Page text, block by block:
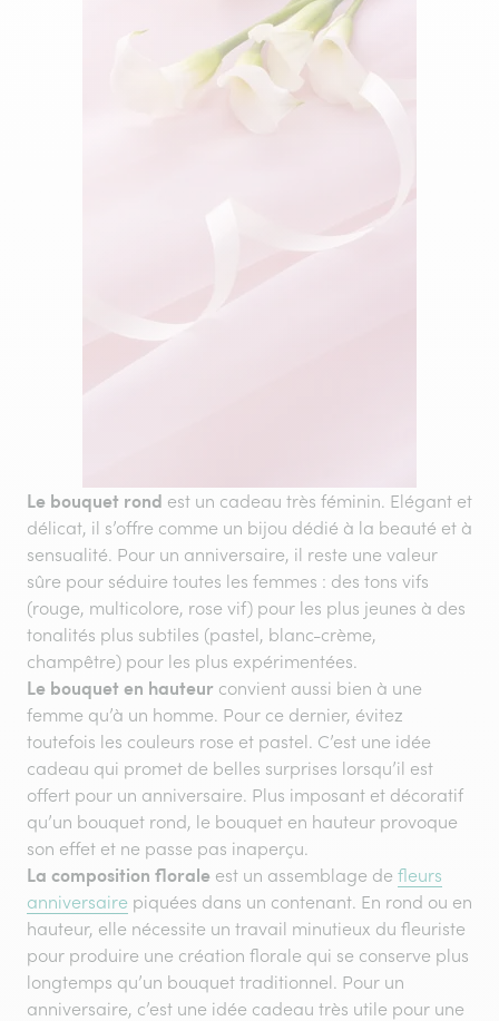
Le bouquet rond est un cadeau très féminin. Elégant et
délicat, il s’offre comme un bijou dédié à la beauté et à
sensualité. Pour un anniversaire, il reste une valeur
sûre pour séduire toutes les femmes : des tons vifs
(rouge, multicolore, rose vif) pour les plus jeunes à des
tonalités plus subtiles (pastel, blanc-crème,
champêtre) pour les plus expérimentées.
Le bouquet en hauteur convient aussi bien à une
femme qu’à un homme. Pour ce dernier, évitez
toutefois les couleurs rose et pastel. C’est une idée
cadeau qui promet de belles surprises lorsqu’il est
offert pour un anniversaire. Plus imposant et décoratif
qu’un bouquet rond, le bouquet en hauteur provoque
son effet et ne passe pas inaperçu.
La composition florale est un assemblage de fleurs
anniversaire piquées dans un contenant. En rond ou en
hauteur, elle nécessite un travail minutieux du fleuriste
pour produire une création florale qui se conserve plus
longtemps qu’un bouquet traditionnel. Pour un
anniversaire, c’est une idée cadeau très utile pour une